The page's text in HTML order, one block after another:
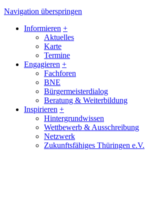
Navigation überspringen
Informieren +
Aktuelles
Karte
Termine
Engagieren +
Fachforen
BNE
Bürgermeisterdialog
Beratung & Weiterbildung
Inspirieren +
Hintergrundwissen
Wettbewerb & Ausschreibung
Netzwerk
Zukunftsfähiges Thüringen e.V.